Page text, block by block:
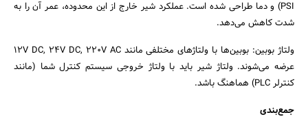
PSI) و دما طراحی شده است. عملکرد شیر خارج از این محدوده، عمر آن را به
شدت کاهش می‌دهد.
ولتاژ بوبین: بوبین‌ها با ولتاژهای مختلفی مانند 12V DC, 24V DC, 220V AC
عرضه می‌شوند. ولتاژ شیر باید با ولتاژ خروجی سیستم کنترل شما (مانند
کنترلر PLC) هماهنگ باشد.
جمع‌بندی